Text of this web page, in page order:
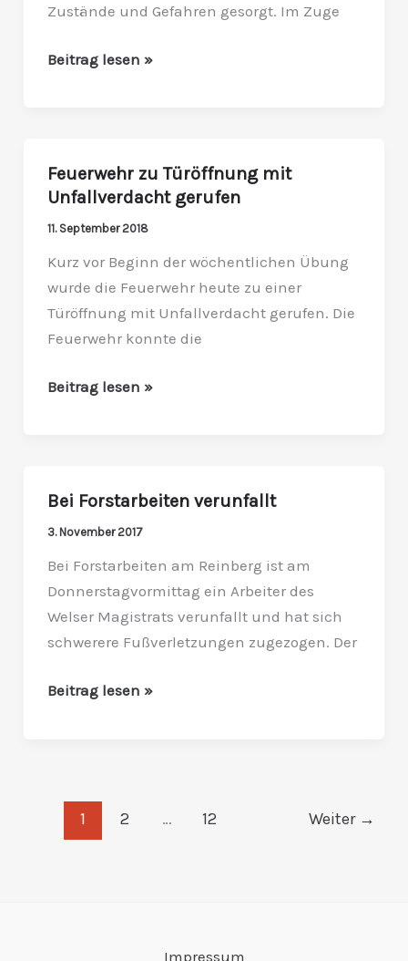
Zustände und Gefahren gesorgt. Im Zuge
Phyrn
Beitrag lesen »
Feuerwehr zu Türöffnung mit
Unfallverdacht gerufen
11. September 2018
Kurz vor Beginn der wöchentlichen Übung
wurde die Feuerwehr heute zu einer
Türöffnung mit Unfallverdacht gerufen. Die
Feuerwehr konnte die
Feuerwehr
zu
Türöffnung
Unfallverdacht
Beitrag lesen »
Bei Forstarbeiten verunfallt
3. November 2017
Bei Forstarbeiten am Reinberg ist am
Donnerstagvormittag ein Arbeiter des
Welser Magistrats verunfallt und hat sich
schwerere Fußverletzungen zugezogen. Der
Bei
Forstarbeiten
Beitrag lesen »
1 2 … 12 Weiter →
Impressum